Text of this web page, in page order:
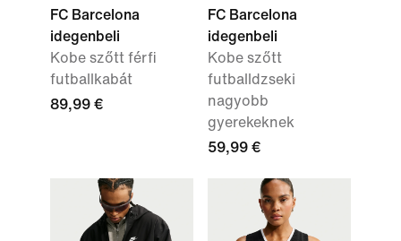
FC Barcelona
idegenbeli
Kobe szőtt férfi
futballkabát
89,99 €
FC Barcelona
idegenbeli
Kobe szőtt
futballdzseki
nagyobb
gyerekeknek
59,99 €